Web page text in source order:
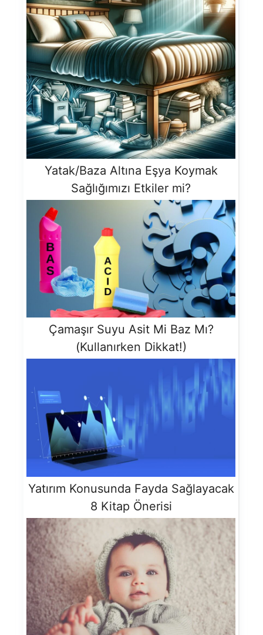
Yatak/Baza Altına Eşya Koymak
Sağlığımızı Etkiler mi?
Çamaşır Suyu Asit Mi Baz Mı?
(Kullanırken Dikkat!)
Yatırım Konusunda Fayda Sağlayacak
8 Kitap Önerisi